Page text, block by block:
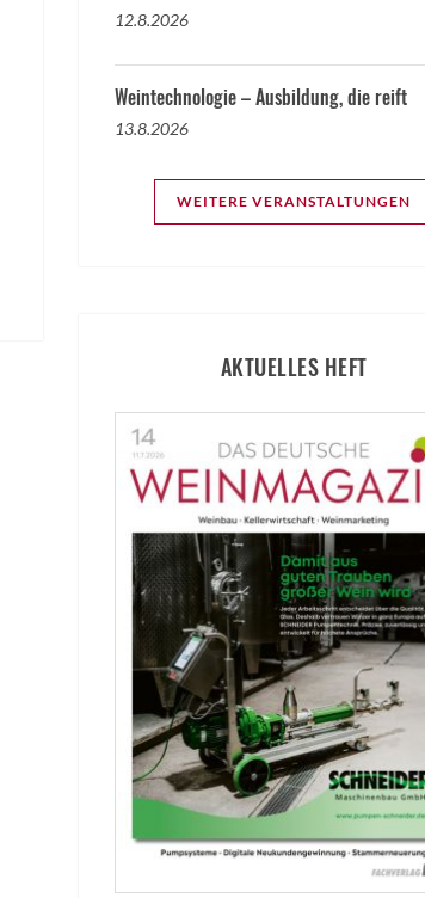
12.8.2026
Weintechnologie – Ausbildung, die reift
13.8.2026
WEITERE VERANSTALTUNGEN
AKTUELLES HEFT